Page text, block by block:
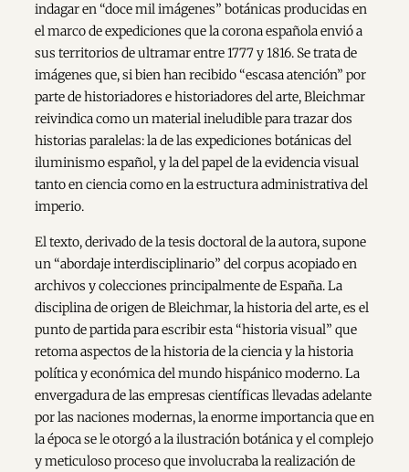
indagar en “doce mil imágenes” botánicas producidas en
el marco de expediciones que la corona española envió a
sus territorios de ultramar entre 1777 y 1816. Se trata de
imágenes que, si bien han recibido “escasa atención” por
parte de historiadores e historiadores del arte, Bleichmar
reivindica como un material ineludible para trazar dos
historias paralelas: la de las expediciones botánicas del
iluminismo español, y la del papel de la evidencia visual
tanto en ciencia como en la estructura administrativa del
imperio.
El texto, derivado de la tesis doctoral de la autora, supone
un “abordaje interdisciplinario” del corpus acopiado en
archivos y colecciones principalmente de España. La
disciplina de origen de Bleichmar, la historia del arte, es el
punto de partida para escribir esta “historia visual” que
retoma aspectos de la historia de la ciencia y la historia
política y económica del mundo hispánico moderno. La
envergadura de las empresas científicas llevadas adelante
por las naciones modernas, la enorme importancia que en
la época se le otorgó a la ilustración botánica y el complejo
y meticuloso proceso que involucraba la realización de